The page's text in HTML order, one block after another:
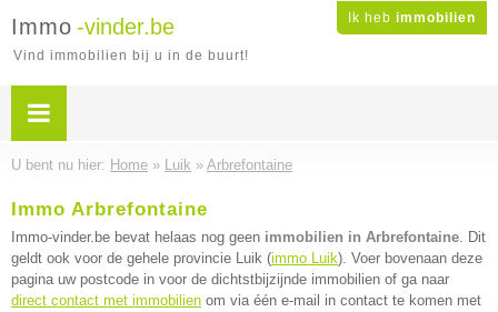
Ik heb immobilien
Immo -vinder.be
Vind immobilien bij u in de buurt!
U bent nu hier: Home » Luik » Arbrefontaine
Immo Arbrefontaine
Immo-vinder.be bevat helaas nog geen immobilien in Arbrefontaine. Dit
geldt ook voor de gehele provincie Luik (immo Luik). Voer bovenaan deze
pagina uw postcode in voor de dichtstbijzijnde immobilien of ga naar
direct contact met immobilien om via één e-mail in contact te komen met